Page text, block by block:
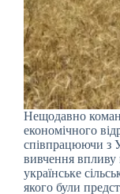
Нещодавно
економічного
співпрацюючи з
вивчення
українське
якого були